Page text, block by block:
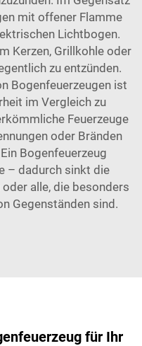
mit offener Flamme
Lichtbogen.
Kerzen, Grillkohle oder
zu entzünden.
Bogenfeuerzeugen ist
im Vergleich zu
Feuerzeuge
oder Bränden
Bogenfeuerzeug
– dadurch sinkt die
alle, die besonders
Gegenständen sind.
für Ihr